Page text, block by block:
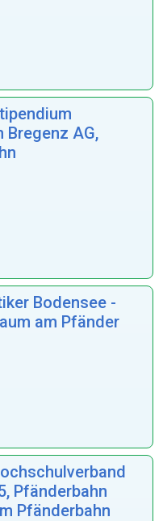
Bregenz AG,
Bodensee -
am Pfänder
Pfänderbahn
Pfänderbahn